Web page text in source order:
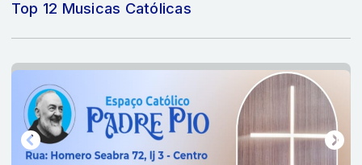
Top 12 Musicas Católicas